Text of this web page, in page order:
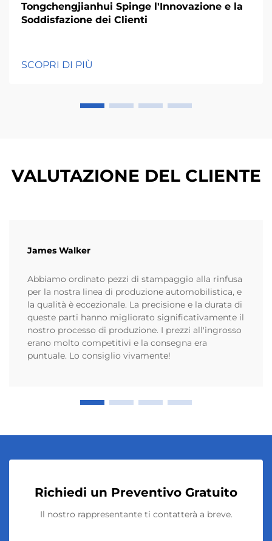
Tongchengjianhui Spinge l'Innovazione e la
Soddisfazione dei Clienti
SCOPRI DI PIÙ
VALUTAZIONE DEL CLIENTE
James Walker
Abbiamo ordinato pezzi di stampaggio alla rinfusa
per la nostra linea di produzione automobilistica, e
la qualità è eccezionale. La precisione e la durata di
queste parti hanno migliorato significativamente il
nostro processo di produzione. I prezzi all'ingrosso
erano molto competitivi e la consegna era
puntuale. Lo consiglio vivamente!
Richiedi un Preventivo Gratuito
Il nostro rappresentante ti contatterà a breve.